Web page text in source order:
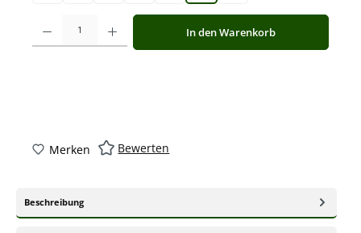
Produkt Anzahl: Gib den gewünschten Wert ein oder benutze die
In den Warenkorb
Merken Bewerten
Beschreibung